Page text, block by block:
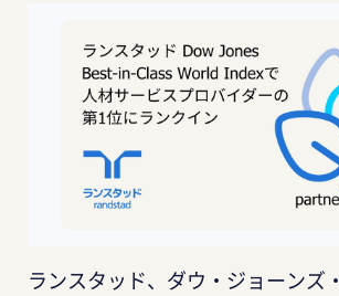
ランスタッド、ダウ・ジョーンズ